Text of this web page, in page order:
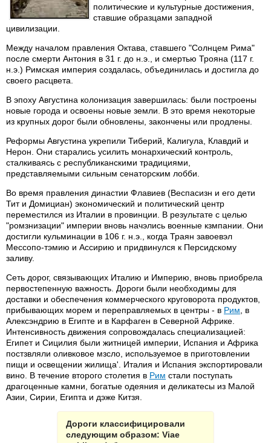
политические и культурные достижения,
ставшие образцами западной
цивилизации.
Между началом правления Октава, ставшего "Солнцем Рима"
после смерти Антония в 31 г. до н.э., и смертью Трояна (117 г.
н.э.) Римская империя создалась, объединилась и достигла до
своего расцвета.
В эпоху Августина колонизация завершилась: были построены
новые города и освоены новые земли. В это время некоторые
из крупных дорог были обновлены, закончены или продлены.
Реформы Августина укрепили Тиберий, Калигула, Клавдий и
Нерон. Они старались усилить монархический контроль,
сталкиваясь с республиканскими традициями,
представляемыми сильным сенаторским лобби.
Во время правления династии Флавиев (Веспасизн и его дети
Тит и Домициан) экономический и политический центр
переместился из Италии в провинции. В результате с целью
"ромзнизации" империи вновь начэлись военные кзмпании. Они
достигли кульминации в 106 г. н.э., когда Траян завоевэл
Мессопо-тэмию и Ассирию и придвинулся к Персидскому
заливу.
Сеть дорог, связывающих Италию и Империю, вновь приобрела
первостепенную важность. Дороги были необходимы для
доставки и обеспечения коммерческого круговорота продуктов,
прибывающих морем и переправляемых в центры - в Рим , в
Алексэндрию в Египте и в Карфаген в Северной Африке.
Интенсивность движения сопровождалась специализацией:
Египет и Сицилия были житницей империи, Испания и Африка
постзвляли оливковое мзсло, используемое в приготовлении
пищи и освещении жилища'. Италия и Испания экспортировали
вино. В течение второго столетия в Рим стали поступать
драгоценные камни, богатые одеяния и деликатесы из Малой
Азии, Сирии, Египта и дэже Китзя.
Дороги классифицировали
следующим образом: Viae